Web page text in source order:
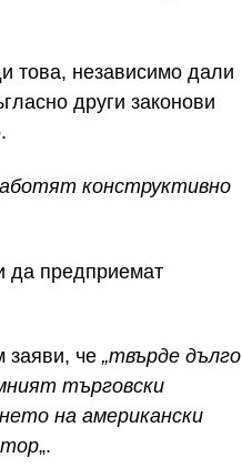
това, независимо дали
други законови
конструктивно
да предприемат
заяви, че „твърде дълго
търговски
на американски
„.